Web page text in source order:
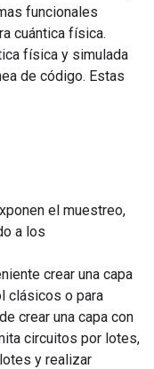
funcionales
cuántica física.
física y simulada
de código. Estas
el muestreo,
a los
crear una capa
clásicos o para
crear una capa con
circuitos por lotes,
y realizar